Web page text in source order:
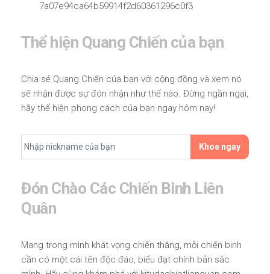
7a07e94ca64b59914f2d60361296c0f3
Thể hiện Quang Chiến của bạn
Chia sẻ Quang Chiến của bạn với cộng đồng và xem nó
sẽ nhận được sự đón nhận như thế nào. Đừng ngần ngại,
hãy thể hiện phong cách của bạn ngay hôm nay!
Khoe ngay
Đón Chào Các Chiến Binh Liên
Quân
Mang trong mình khát vọng chiến thắng, mỗi chiến binh
cần có một cái tên độc đáo, biểu đạt chính bản sắc